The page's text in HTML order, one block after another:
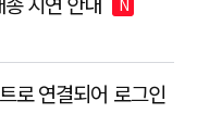
N
로 연결되어 로그인